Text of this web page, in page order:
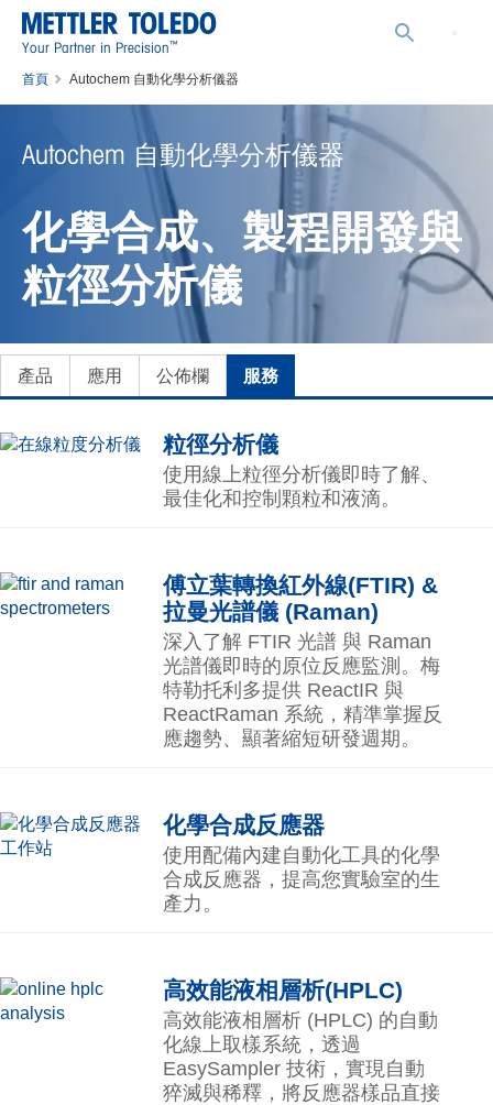
Your Partner in Precision™
首頁 Autochem 自動化學分析儀器
Autochem 自動化學分析儀器
化學合成、製程開發與
粒徑分析儀
產品 應用 公佈欄 服務
粒徑分析儀
使用線上粒徑分析儀即時了解、
最佳化和控制顆粒和液滴。
傅立葉轉換紅外線(FTIR) &
拉曼光譜儀 (Raman)
深入了解 FTIR 光譜 與 Raman
光譜儀即時的原位反應監測。梅
特勒托利多提供 ReactIR 與
ReactRaman 系統，精準掌握反
應趨勢、顯著縮短研發週期。
化學合成反應器
使用配備內建自動化工具的化學
合成反應器，提高您實驗室的生
產力。
高效能液相層析(HPLC)
高效能液相層析 (HPLC) 的自動
化線上取樣系統，透過
EasySampler 技術，實現自動
猝滅與稀釋，將反應器樣品直接